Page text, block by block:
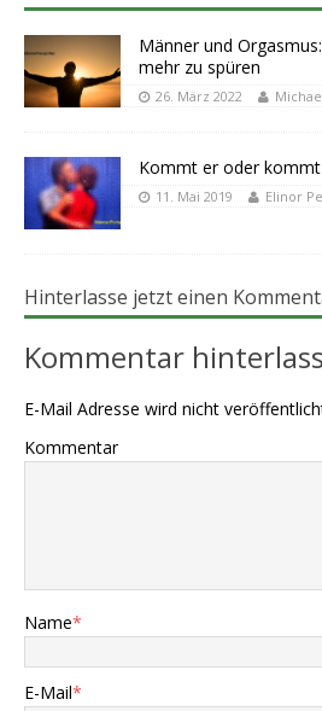
Männer und
mehr zu spüren
26. März 2022
Kommt er oder
11. Mai 2019 Elinor
Hinterlasse jetzt einen
Kommentar
E-Mail Adresse wird nicht
Kommentar
Name*
E-Mail*